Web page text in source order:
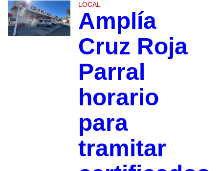
LOCAL
Amplía
Cruz Roja
Parral
horario
para
tramitar